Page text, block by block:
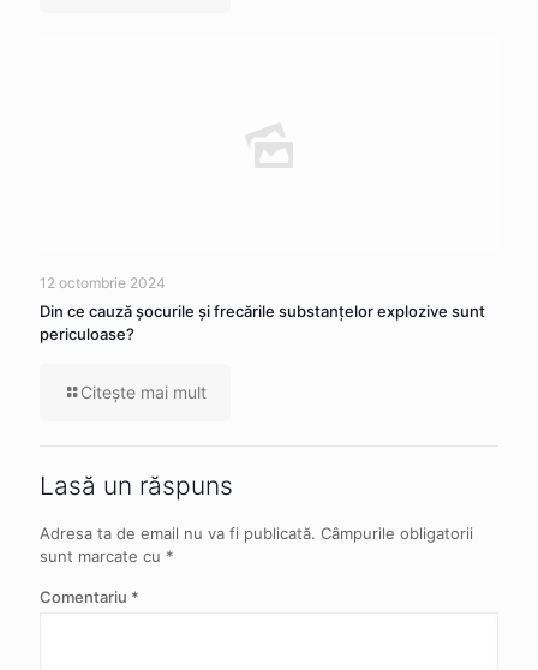
12 octombrie 2024
Din ce cauză şocurile şi frecările substanţelor explozive sunt
periculoase?
Citeşte mai mult
Lasă un răspuns
Adresa ta de email nu va fi publicată. Câmpurile obligatorii
sunt marcate cu *
Comentariu *